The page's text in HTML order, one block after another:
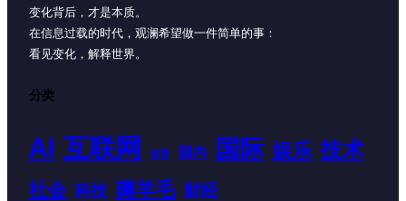
变化背后，才是本质。
在信息过载的时代，观澜希望做一件简单的事：
看见变化，解释世界。
分类
AI 互联网 体育 国内 国际 娱乐 技术
社会 科技 薅羊毛 财经